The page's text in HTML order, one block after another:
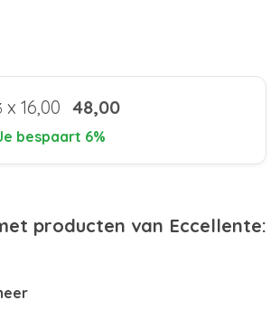
x 16,00 48,00
bespaart 6%
producten van Eccellente: